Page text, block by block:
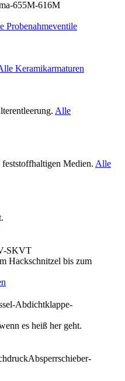
Probenahmeventile
Keramikarmaturen
Alle
Medien. Alle
Hackschnitzel bis zum
es heiß her geht.